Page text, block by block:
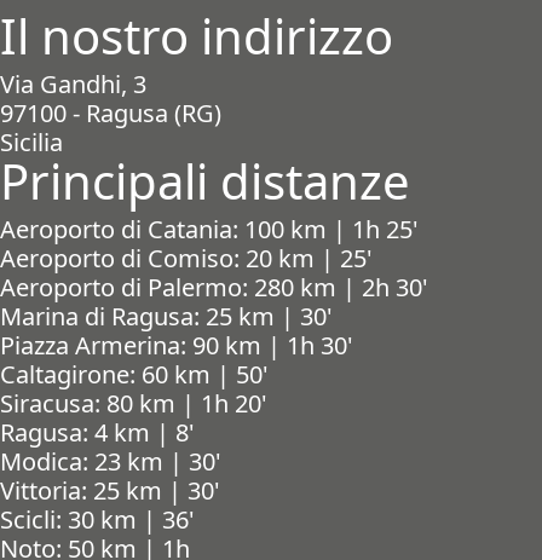
Il nostro indirizzo
Via Gandhi, 3
97100 - Ragusa (RG)
Sicilia
Principali distanze
Aeroporto di Catania: 100 km | 1h 25'
Aeroporto di Comiso: 20 km | 25'
Aeroporto di Palermo: 280 km | 2h 30'
Marina di Ragusa: 25 km | 30'
Piazza Armerina: 90 km | 1h 30'
Caltagirone: 60 km | 50'
Siracusa: 80 km | 1h 20'
Ragusa: 4 km | 8'
Modica: 23 km | 30'
Vittoria: 25 km | 30'
Scicli: 30 km | 36'
Noto: 50 km | 1h